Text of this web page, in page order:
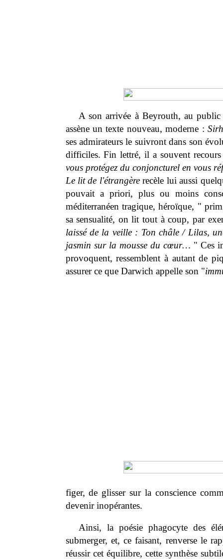
A son arrivée à Beyrouth, au
assène un texte nouveau, moderne :
ses admirateurs le suivront dans son
difficiles. Fin lettré, il a souvent
vous protégez du conjoncturel en vous
Le lit de l'étrangèrerecèle lui aussi
pouvait a priori, plus ou moins
méditerranéen tragique, héroïque, "
sa sensualité, on lit tout à coup, par
laissé de la veille : Ton châle / Lilas,
jasmin sur la mousse du cœur… " Ces
provoquent, ressemblent à autant de
assurer ce que Darwich appelle son "
figer, de glisser sur la conscience
devenir inopérantes.
Ainsi, la poésie phagocyte des
submerger, et, ce faisant, renverse le
réussir cet équilibre, cette synthèse